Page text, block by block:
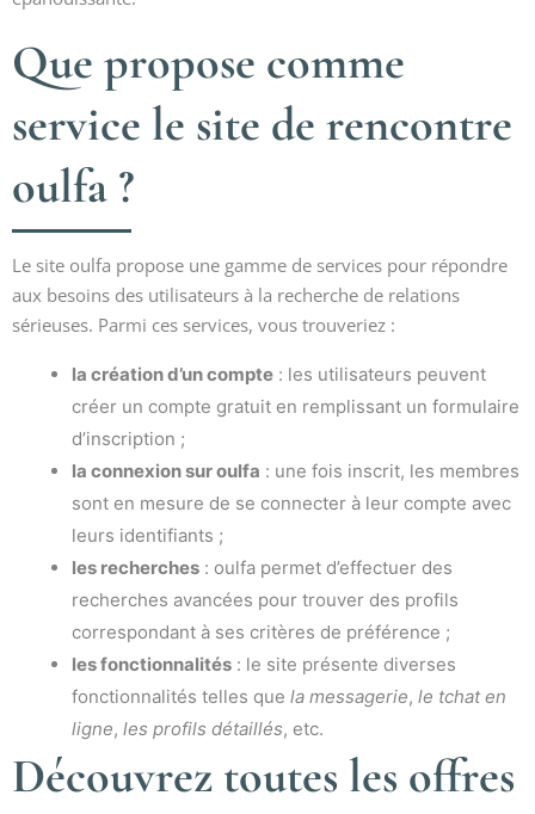
Que propose comme
service le site de rencontre
oulfa ?
Le site oulfa propose une gamme de services pour répondre
aux besoins des utilisateurs à la recherche de relations
sérieuses. Parmi ces services, vous trouveriez :
la création d’un compte : les utilisateurs peuvent
créer un compte gratuit en remplissant un formulaire
d’inscription ;
la connexion sur oulfa : une fois inscrit, les membres
sont en mesure de se connecter à leur compte avec
leurs identifiants ;
les recherches : oulfa permet d’effectuer des
recherches avancées pour trouver des profils
correspondant à ses critères de préférence ;
les fonctionnalités : le site présente diverses
fonctionnalités telles que la messagerie, le tchat en
ligne, les profils détaillés, etc.
Découvrez toutes les offres